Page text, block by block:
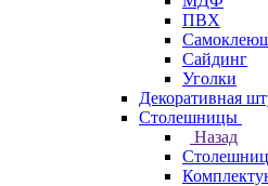
ПВХ
Сайдинг
Уголки
Декоративная
Столешницы
Назад